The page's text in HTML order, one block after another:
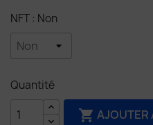
NFT : Non
Quantité
 AJOUTER